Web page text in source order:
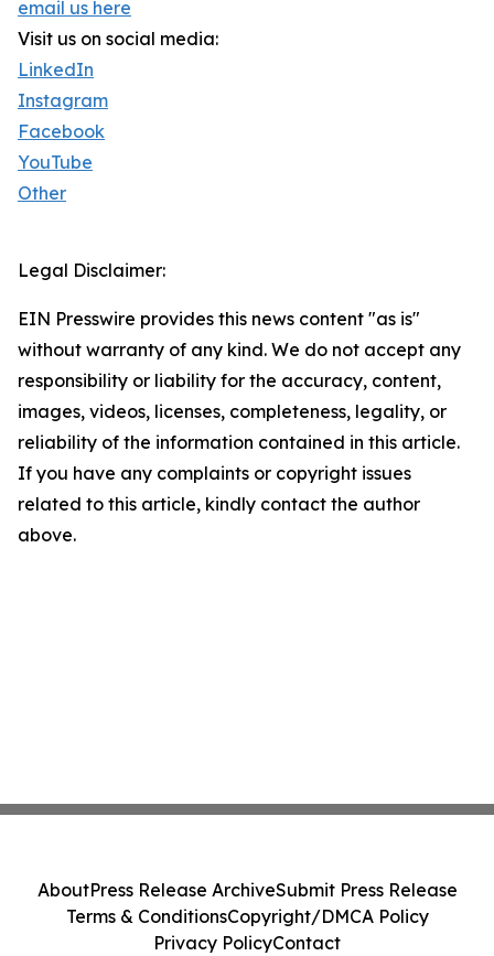
email us here
Visit us on social media:
LinkedIn
Instagram
Facebook
YouTube
Other
Legal Disclaimer:
EIN Presswire provides this news content "as is"
without warranty of any kind. We do not accept any
responsibility or liability for the accuracy, content,
images, videos, licenses, completeness, legality, or
reliability of the information contained in this article.
If you have any complaints or copyright issues
related to this article, kindly contact the author
above.
AboutPress Release ArchiveSubmit Press Release
Terms & ConditionsCopyright/DMCA Policy
Privacy PolicyContact